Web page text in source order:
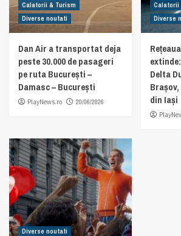
Calatorii & Turism
Diverse noutati
Dan Air a transportat deja
peste 30.000 de pasageri
pe ruta București –
Damasc – București
PlayNews.ro 20/06/2026
Calatorii
Diverse
Delta
din Iași
Diverse noutati